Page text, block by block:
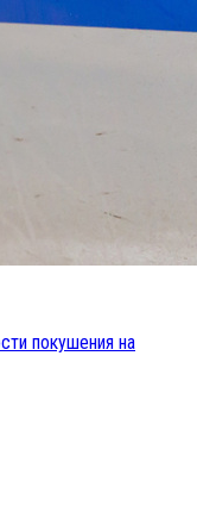
покушения на